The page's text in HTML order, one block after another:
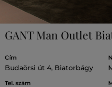
GANT Man Outlet
Cím
Budaörsi út 4, Biatorbágy
Tel. szám